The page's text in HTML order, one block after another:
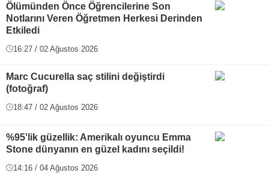
Ölümünden Önce Öğrencilerine Son
Notlarını Veren Öğretmen Herkesi Derinden
Etkiledi
16:27 / 02 Ağustos 2026
Marc Cucurella saç stilini değiştirdi
(fotoğraf)
18:47 / 02 Ağustos 2026
%95'lik güzellik: Amerikalı oyuncu Emma
Stone dünyanın en güzel kadını seçildi!
14:16 / 04 Ağustos 2026